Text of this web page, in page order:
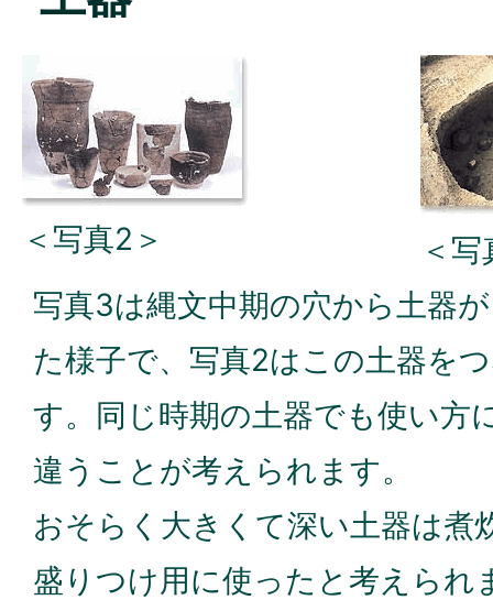
＜写真2＞
＜
写真3は縄文中期の穴から土器
た様子で、写真2はこの土器を
す。同じ時期の土器でも使い方
違うことが考えられます。
おそらく大きくて深い土器は煮
盛りつけ用に使ったと考えられ